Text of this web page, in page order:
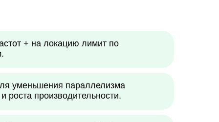
+ на локацию лимит по
уменьшения параллелизма
роста производительности.